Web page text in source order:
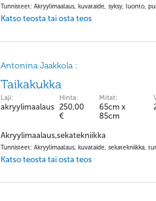
Tunnisteet: Akryylimaalaus, kuvataide, syksy, luonto,
Katso teosta tai osta teos
Antonina Jaakkola :
Taikakukka
Laji:
akryylimaalaus
Hinta:
250,00
€
Mitat:
65cm x
85cm
Akryylimaalaus,sekatekniikka
Tunnisteet: Akryylimaalaus, kuvataide, sekatekniikka,
Katso teosta tai osta teos